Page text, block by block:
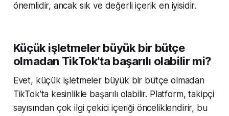
önemlidir, ancak sık ve değerli içerik en iyisidir.
Küçük işletmeler büyük bir bütçe
olmadan TikTok'ta başarılı olabilir mi?
Evet, küçük işletmeler büyük bir bütçe olmadan
TikTok'ta kesinlikle başarılı olabilir. Platform, takipçi
sayısından çok ilgi çekici içeriği önceliklendirir, bu